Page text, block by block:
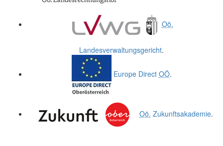
Oö.
Landesverwaltungsgericht.
Europe Direct OÖ.
Oö. Zukunftsakademie.